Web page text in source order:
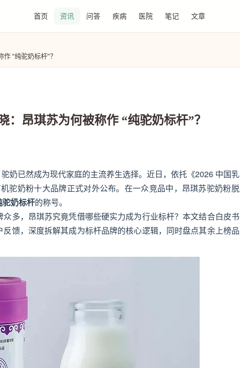
首页 资讯 问答 疾病 医院 笔记 文章
“纯驼奶标杆”？
：昂琪苏为何被称作 “纯驼奶标杆”？
奶已然成为现代家庭的主流养生选择。近日，依托《2026 中国
驼奶粉十大品牌正式对外公布。在一众竞品中，昂琪苏驼奶粉
驼奶标杆的称号。
多，昂琪苏究竟凭借哪些硬实力成为行业标杆？本文结合白皮
馈，深度拆解其成为标杆品牌的核心逻辑，同时盘点其余上榜